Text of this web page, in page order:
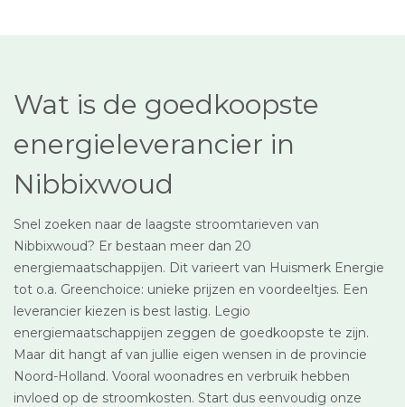
Wat is de goedkoopste
energieleverancier in
Nibbixwoud
Snel zoeken naar de laagste stroomtarieven van
Nibbixwoud? Er bestaan meer dan 20
energiemaatschappijen. Dit varieert van Huismerk Energie
tot o.a. Greenchoice: unieke prijzen en voordeeltjes. Een
leverancier kiezen is best lastig. Legio
energiemaatschappijen zeggen de goedkoopste te zijn.
Maar dit hangt af van jullie eigen wensen in de provincie
Noord-Holland. Vooral woonadres en verbruik hebben
invloed op de stroomkosten. Start dus eenvoudig onze